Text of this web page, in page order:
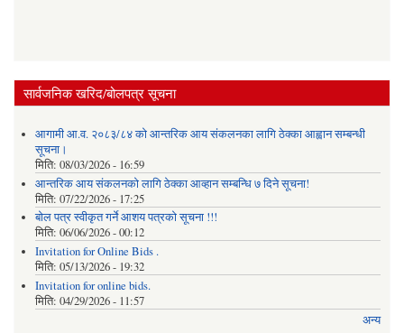
सार्वजनिक खरिद/बोलपत्र सूचना
आगामी आ.व. २०८३/८४ को आन्तरिक आय संकलनका लागि ठेक्का आह्वान सम्बन्धी
सूचना।
मिति: 08/03/2026 - 16:59
आन्तरिक आय संकलनको लागि ठेक्‍का आव्हान सम्बन्धि ७ दिने सूचना!
मिति: 07/22/2026 - 17:25
बोल पत्र स्वीकृत गर्ने आशय पत्रको सूचना !!!
मिति: 06/06/2026 - 00:12
Invitation for Online Bids .
मिति: 05/13/2026 - 19:32
Invitation for online bids.
मिति: 04/29/2026 - 11:57
अन्य